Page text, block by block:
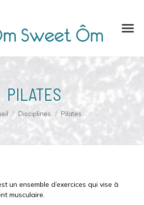
PILATES
Disciplines Pilates
un ensemble d’exercices qui vise à
musculaire.